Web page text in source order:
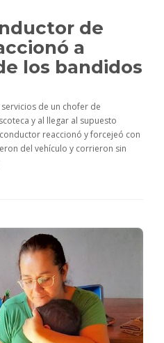
de
a
los bandidos
de un chofer de
y al llegar al supuesto
reaccionó y forcejeó con
del vehículo y corrieron sin